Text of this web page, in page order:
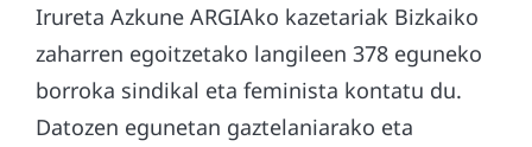
Irureta Azkune ARGIAko kazetariak Bizkaiko
zaharren egoitzetako langileen 378 eguneko
borroka sindikal eta feminista kontatu du.
Datozen egunetan gaztelaniarako eta